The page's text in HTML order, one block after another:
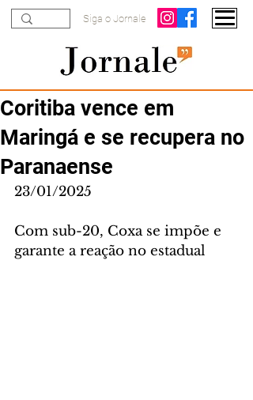
Siga o Jornale
Coritiba vence em
Maringá e se recupera no
Paranaense
23/01/2025
Com sub-20, Coxa se impõe e
garante a reação no estadual